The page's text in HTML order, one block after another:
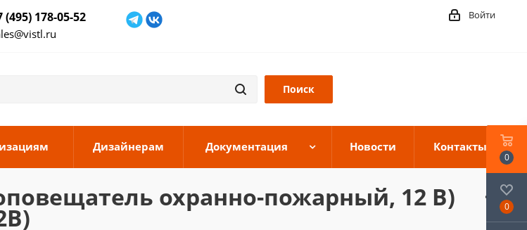
(495) 178-05-52 Войти
Дизайнерам Документация Новости Контакты
охранно-пожарный, 12 В)
0
0